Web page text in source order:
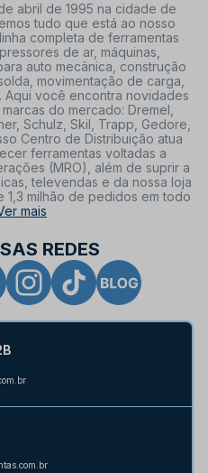
abril de 1995 na cidade de
tudo que está ao nosso
completa de ferramentas
de ar, máquinas,
auto mecânica, construção
movimentação de carga,
Aqui você encontra novidades
do mercado: Dremel,
Schulz, Skil, Trapp, Gedore,
Centro de Distribuição atua
ferramentas voltadas a
(MRO), além de suprir a
televendas e da nossa loja
1,3 milhão de pedidos em todo
mais
REDES